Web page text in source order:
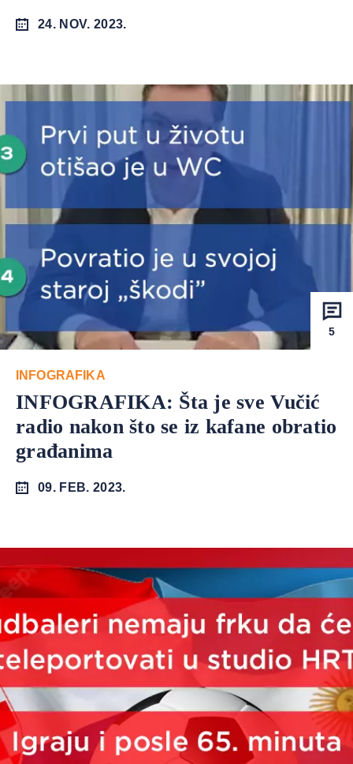
24. NOV. 2023.
5
INFOGRAFIKA
INFOGRAFIKA: Šta je sve Vučić
radio nakon što se iz kafane obratio
građanima
09. FEB. 2023.